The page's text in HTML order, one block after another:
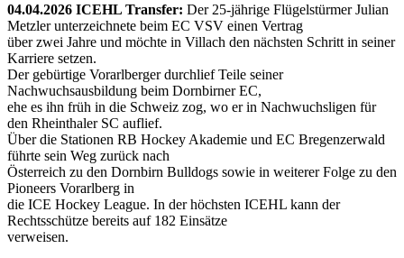
04.04.2026 ICEHL Transfer: Der 25-jährige Flügelstürmer Julian
Metzler unterzeichnete beim EC VSV einen Vertrag
über zwei Jahre und möchte in Villach den nächsten Schritt in seiner
Karriere setzen.
Der gebürtige Vorarlberger durchlief Teile seiner
Nachwuchsausbildung beim Dornbirner EC,
ehe es ihn früh in die Schweiz zog, wo er in Nachwuchsligen für
den Rheinthaler SC auflief.
Über die Stationen RB Hockey Akademie und EC Bregenzerwald
führte sein Weg zurück nach
Österreich zu den Dornbirn Bulldogs sowie in weiterer Folge zu den
Pioneers Vorarlberg in
die ICE Hockey League. In der höchsten ICEHL kann der
Rechtsschütze bereits auf 182 Einsätze
verweisen.